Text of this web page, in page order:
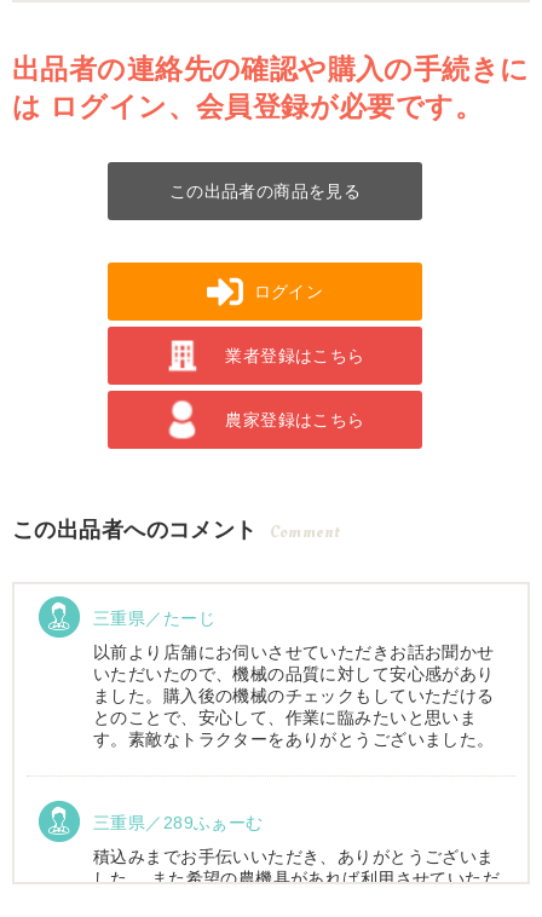
出品者の連絡先の確認や購入の手続きに
は ログイン、会員登録が必要です。
この出品者の商品を見る
ログイン
業者登録はこちら
農家登録はこちら
この出品者へのコメント Comment
三重県／たーじ
以前より店舗にお伺いさせていただきお話お聞かせ
いただいたので、機械の品質に対して安心感があり
ました。購入後の機械のチェックもしていただける
とのことで、安心して、作業に臨みたいと思いま
す。素敵なトラクターをありがとうございました。
三重県／289ふぁーむ
積込みまでお手伝いいただき、ありがとうございま
した。 また希望の農機具があれば利用させていただ